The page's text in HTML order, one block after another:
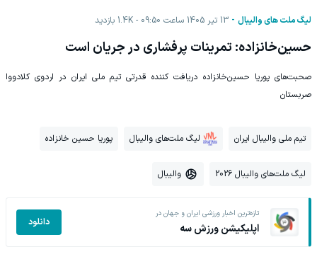
لیگ ملت‌ های والیبال 13 تیر 1405 ساعت 09:50 1.4K بازدید
حسین‌خانزاده: تمرینات پرفشاری در جریان است
صحبت‌های پوریا حسین‌خانزاده دریافت کننده قدرتی تیم ملی ایران در اردوی کلادووا
صربستان
تیم ملی والیبال ایران لیگ ملت‌های والیبال پوریا حسین خانزاده
لیگ ملت‌های والیبال 2026 والیبال
تازه‌ترین اخبار ورزشی ایران و جهان در
اپلیکیشن ورزش سه دانلود